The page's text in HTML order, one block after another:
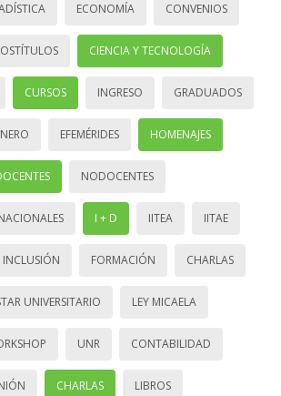
ECONOMÍA CONVENIOS
CIENCIA Y TECNOLOGÍA
CURSOS INGRESO GRADUADOS
EFEMÉRIDES HOMENAJES
NODOCENTES
I + D IITEA IITAE
INCLUSIÓN FORMACIÓN CHARLAS
UNIVERSITARIO LEY MICAELA
UNR CONTABILIDAD
CHARLAS LIBROS